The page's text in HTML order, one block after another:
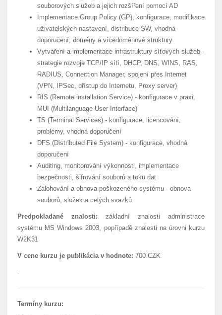
souborových služeb a jejich rozšíření pomocí AD
Implementace Group Policy (GP), konfigurace, modifikace
uživatelských nastavení, distribuce SW, vhodná
doporučení; domény a vícedoménové struktury
Vytváření a implementace infrastruktury síťových služeb -
strategie rozvoje TCP/IP sítí, DHCP, DNS, WINS, RAS,
RADIUS, Connection Manager, spojení přes Internet
(VPN, IPSec, přístup do Internetu, Proxy server)
RIS (Remote installation Service) - konfigurace v praxi,
MUI (Multilanguage User Interface)
TS (Terminal Services) - konfigurace, licencování,
problémy, vhodná doporučení
DFS (Distributed File System) - konfigurace, vhodná
doporučení
Auditing, monitorování výkonnosti, implementace
bezpečnosti, šifrování souborů a toku dat
Zálohování a obnova poškozeného systému - obnova
souborů, složek a celých svazků
Predpokladané znalosti: základní znalosti administrace
systému MS Windows 2003, popřípadě znalosti na úrovni kurzu
W2K31
V cene kurzu je publikácia v hodnote: 700 CZK
.
Termíny kurzu: